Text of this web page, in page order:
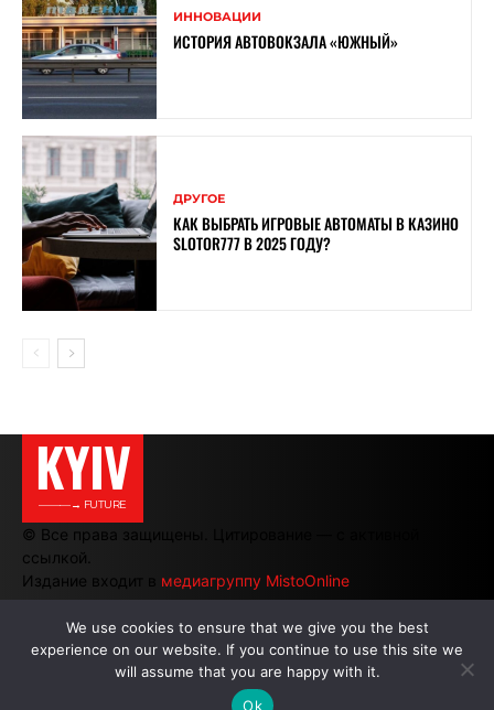
ИННОВАЦИИ
ИСТОРИЯ АВТОВОКЗАЛА «ЮЖНЫЙ»
ДРУГОЕ
КАК ВЫБРАТЬ ИГРОВЫЕ АВТОМАТЫ В КАЗИНО
SLOTOR777 В 2025 ГОДУ?
KYIV
———→ FUTURE
© Все права защищены. Цитирование — с активной
ссылкой.
Издание входит в медиагруппу MistoOnline
АВТОРЫ | РЕКЛАМА НА САЙТЕ
We use cookies to ensure that we give you the best
experience on our website. If you continue to use this site we
will assume that you are happy with it.
Ok